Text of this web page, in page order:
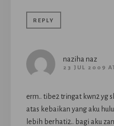
REPLY
naziha naz
23 JUL 2009
erm.. tibe2 tringat kwn2 yg
atas kebaikan yang aku
lebih berhati2.. bagi aku